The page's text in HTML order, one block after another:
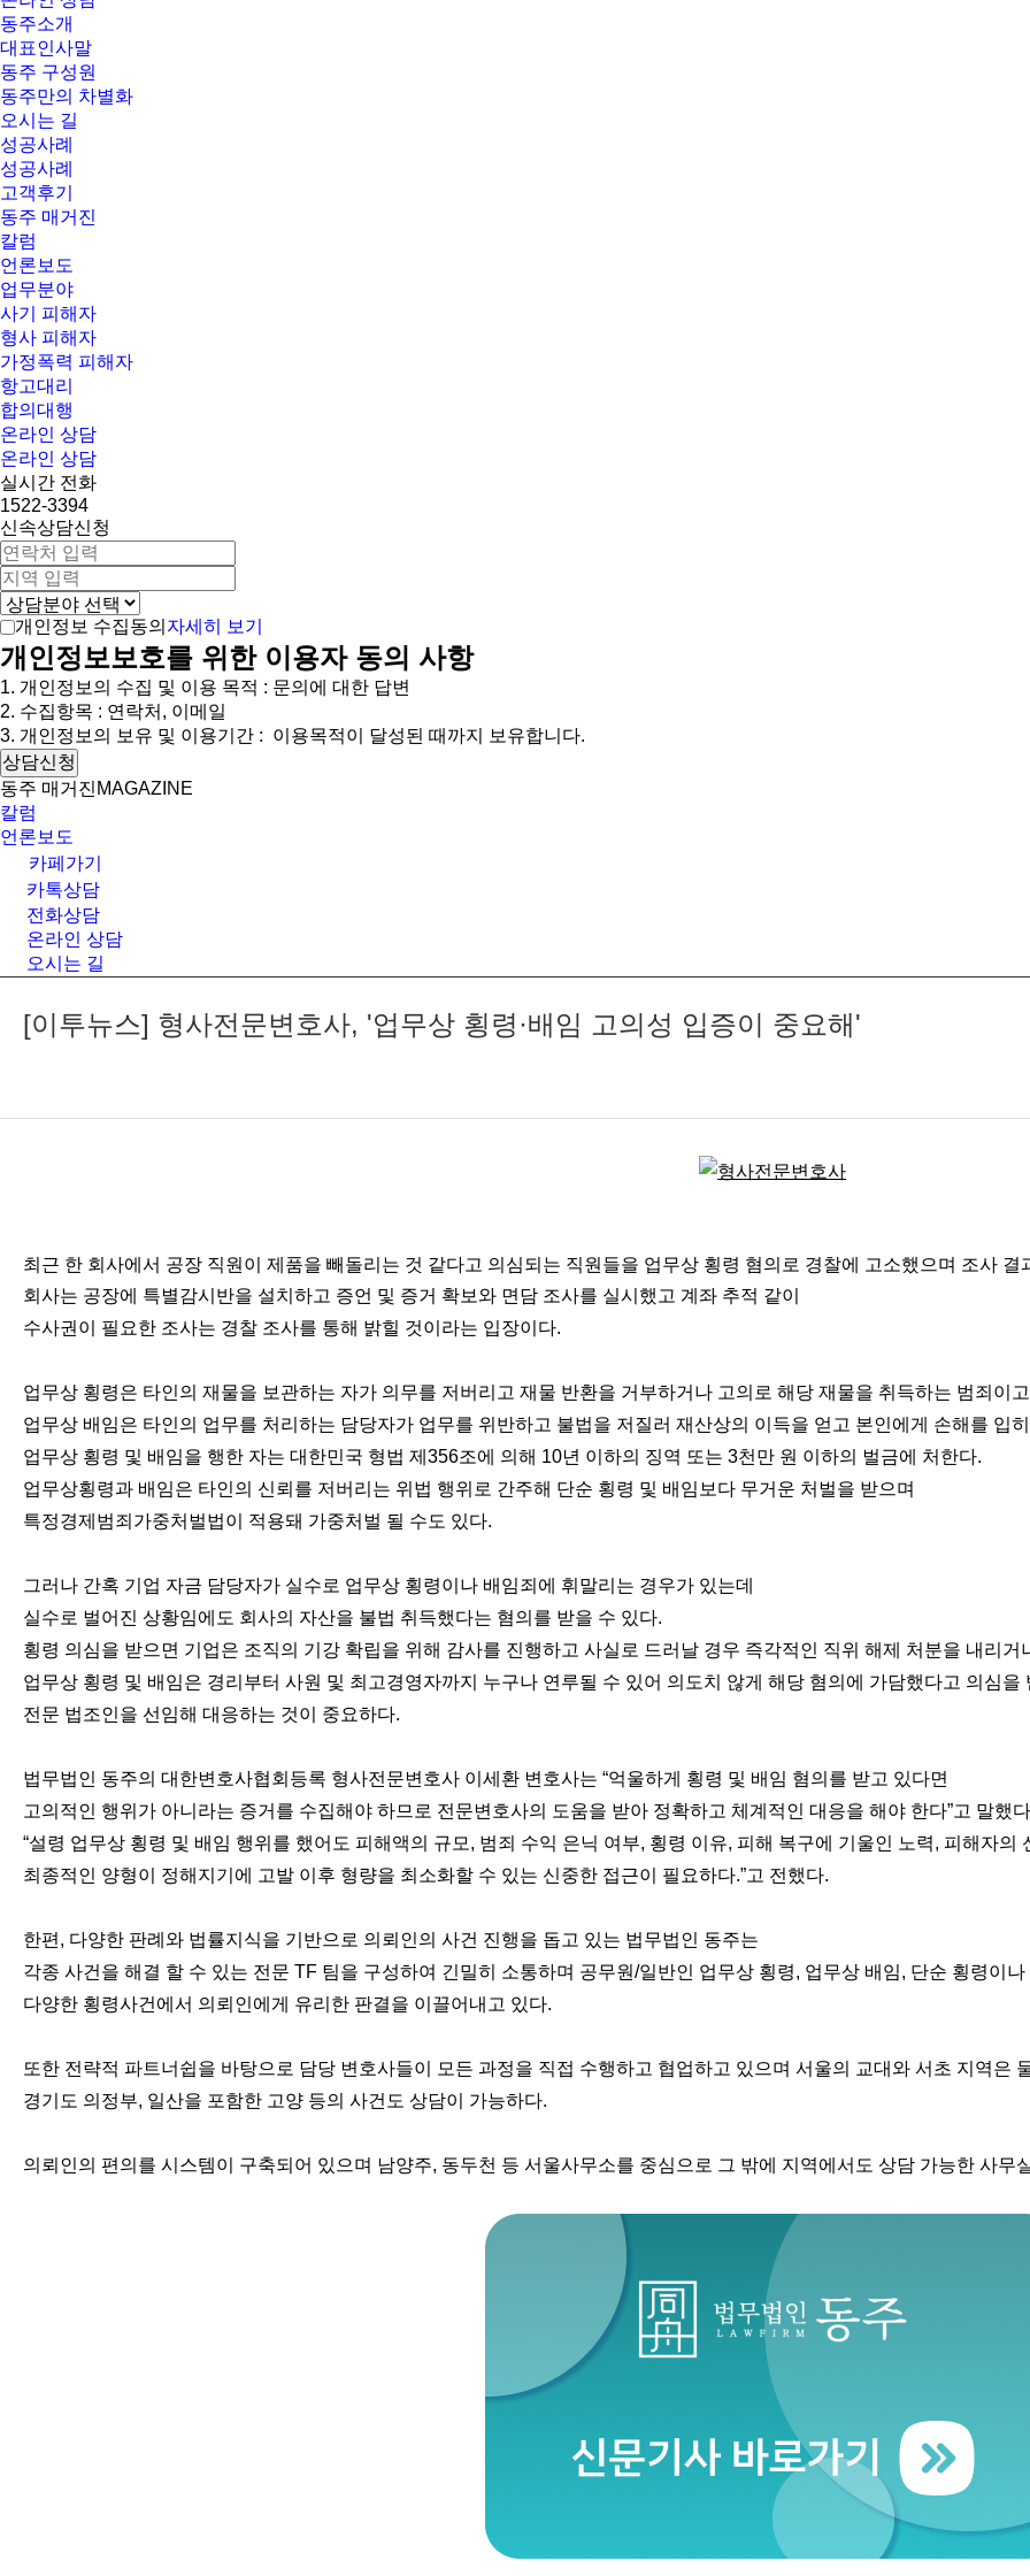
동주소개
대표인사말
동주 구성원
동주만의 차별화
오시는 길
성공사례
성공사례
고객후기
동주 매거진
칼럼
언론보도
업무분야
사기 피해자
형사 피해자
가정폭력 피해자
항고대리
합의대행
온라인 상담
온라인 상담
실시간 전화
1522-3394
신속상담신청
개인정보 수집동의 자세히 보기
개인정보보호를 위한 이용자 동의 사항
1. 개인정보의 수집 및 이용 목적 : 문의에 대한 답변
2. 수집항목 : 연락처, 이메일
3. 개인정보의 보유 및 이용기간 : 이용목적이 달성된 때까지 보유합니다.
상담신청
동주 매거진 MAGAZINE
칼럼
언론보도
카페가기
카톡상담
전화상담
온라인 상담
오시는 길
[이투뉴스] 형사전문변호사, '업무상 횡령·배임 고의성 입증이 중요해'
최근 한 회사에서 공장 직원이 제품을 빼돌리는 것 같다고 의심되는 직원들을 업무상 횡령 혐의로 경찰에 고소했으며 조사 결
회사는 공장에 특별감시반을 설치하고 증언 및 증거 확보와 면담 조사를 실시했고 계좌 추적 같이
수사권이 필요한 조사는 경찰 조사를 통해 밝힐 것이라는 입장이다.
업무상 횡령은 타인의 재물을 보관하는 자가 의무를 저버리고 재물 반환을 거부하거나 고의로 해당 재물을 취득하는 범죄이
업무상 배임은 타인의 업무를 처리하는 담당자가 업무를 위반하고 불법을 저질러 재산상의 이득을 얻고 본인에게 손해를 입
업무상 횡령 및 배임을 행한 자는 대한민국 형법 제356조에 의해 10년 이하의 징역 또는 3천만 원 이하의 벌금에 처한다.
업무상횡령과 배임은 타인의 신뢰를 저버리는 위법 행위로 간주해 단순 횡령 및 배임보다 무거운 처벌을 받으며
특정경제범죄가중처벌법이 적용돼 가중처벌 될 수도 있다.
그러나 간혹 기업 자금 담당자가 실수로 업무상 횡령이나 배임죄에 휘말리는 경우가 있는데
실수로 벌어진 상황임에도 회사의 자산을 불법 취득했다는 혐의를 받을 수 있다.
횡령 의심을 받으면 기업은 조직의 기강 확립을 위해 감사를 진행하고 사실로 드러날 경우 즉각적인 직위 해제 처분을 내리거
업무상 횡령 및 배임은 경리부터 사원 및 최고경영자까지 누구나 연루될 수 있어 의도치 않게 해당 혐의에 가담했다고 의심을
전문 법조인을 선임해 대응하는 것이 중요하다.
법무법인 동주의 대한변호사협회등록 형사전문변호사 이세환 변호사는 “억울하게 횡령 및 배임 혐의를 받고 있다면
고의적인 행위가 아니라는 증거를 수집해야 하므로 전문변호사의 도움을 받아 정확하고 체계적인 대응을 해야 한다”고 말했
“설령 업무상 횡령 및 배임 행위를 했어도 피해액의 규모, 범죄 수익 은닉 여부, 횡령 이유, 피해 복구에 기울인 노력, 피해자의
최종적인 양형이 정해지기에 고발 이후 형량을 최소화할 수 있는 신중한 접근이 필요하다.”고 전했다.
한편, 다양한 판례와 법률지식을 기반으로 의뢰인의 사건 진행을 돕고 있는 법무법인 동주는
각종 사건을 해결 할 수 있는 전문 TF 팀을 구성하여 긴밀히 소통하며 공무원/일반인 업무상 횡령, 업무상 배임, 단순 횡령이
다양한 횡령사건에서 의뢰인에게 유리한 판결을 이끌어내고 있다.
또한 전략적 파트너쉽을 바탕으로 담당 변호사들이 모든 과정을 직접 수행하고 협업하고 있으며 서울의 교대와 서초 지역은
경기도 의정부, 일산을 포함한 고양 등의 사건도 상담이 가능하다.
의뢰인의 편의를 시스템이 구축되어 있으며 남양주, 동두천 등 서울사무소를 중심으로 그 밖에 지역에서도 상담 가능한 사무